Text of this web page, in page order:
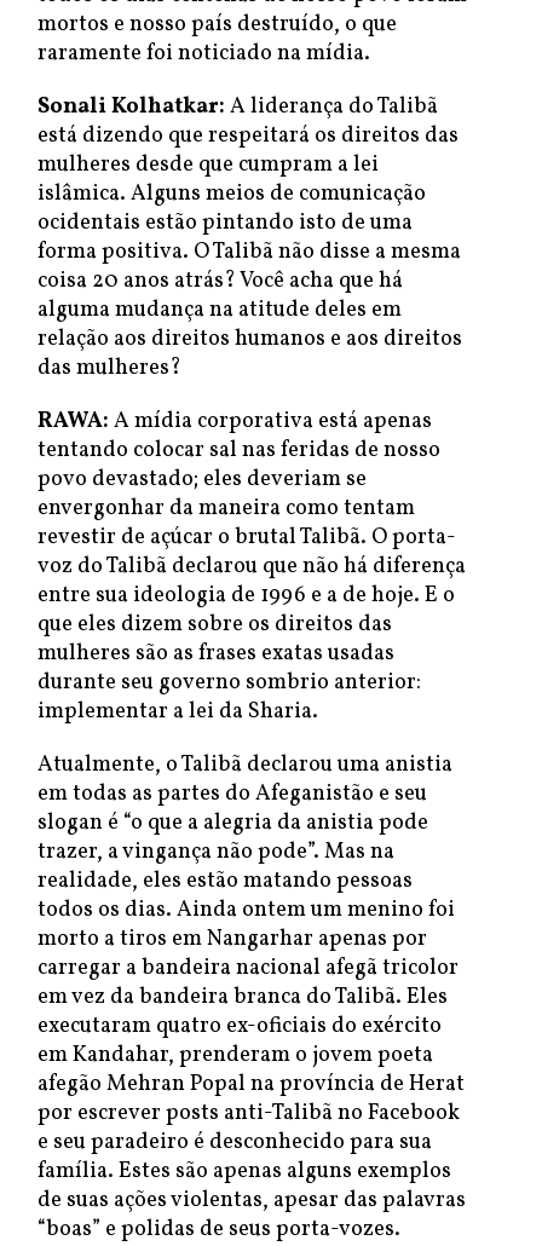
mortos e nosso país destruído, o que
raramente foi noticiado na mídia.
Sonali Kolhatkar: A liderança do Talibã
está dizendo que respeitará os direitos das
mulheres desde que cumpram a lei
islâmica. Alguns meios de comunicação
ocidentais estão pintando isto de uma
forma positiva. O Talibã não disse a mesma
coisa 20 anos atrás? Você acha que há
alguma mudança na atitude deles em
relação aos direitos humanos e aos direitos
das mulheres?
RAWA: A mídia corporativa está apenas
tentando colocar sal nas feridas de nosso
povo devastado; eles deveriam se
envergonhar da maneira como tentam
revestir de açúcar o brutal Talibã. O porta-
voz do Talibã declarou que não há diferença
entre sua ideologia de 1996 e a de hoje. E o
que eles dizem sobre os direitos das
mulheres são as frases exatas usadas
durante seu governo sombrio anterior:
implementar a lei da Sharia.
Atualmente, o Talibã declarou uma anistia
em todas as partes do Afeganistão e seu
slogan é “o que a alegria da anistia pode
trazer, a vingança não pode”. Mas na
realidade, eles estão matando pessoas
todos os dias. Ainda ontem um menino foi
morto a tiros em Nangarhar apenas por
carregar a bandeira nacional afegã tricolor
em vez da bandeira branca do Talibã. Eles
executaram quatro ex-oficiais do exército
em Kandahar, prenderam o jovem poeta
afegão Mehran Popal na província de Herat
por escrever posts anti-Talibã no Facebook
e seu paradeiro é desconhecido para sua
família. Estes são apenas alguns exemplos
de suas ações violentas, apesar das palavras
“boas” e polidas de seus porta-vozes.